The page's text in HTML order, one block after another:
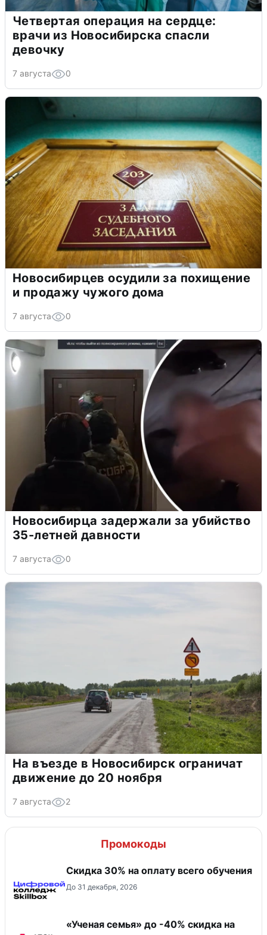
Четвертая операция на сердце:
врачи из Новосибирска спасли
девочку
7 августа 0
Новосибирцев осудили за похищение
и продажу чужого дома
7 августа 0
Новосибирца задержали за убийство
35-летней давности
7 августа 0
На въезде в Новосибирск ограничат
движение до 20 ноября
7 августа 2
Промокоды
Скидка 30% на оплату всего обучения
До 31 декабря, 2026
«Ученая семья» до -40% скидка на